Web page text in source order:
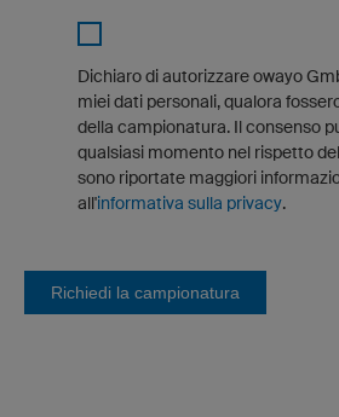
Dichiaro di autorizzare owayo
miei dati personali, qualora
della campionatura. Il consenso
qualsiasi momento nel rispetto
sono riportate maggiori
all'informativa sulla privacy.
Richiedi la campionatura